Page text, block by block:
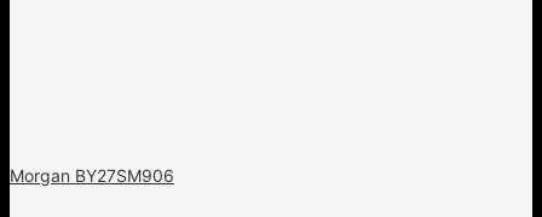
Morgan BY27SM906